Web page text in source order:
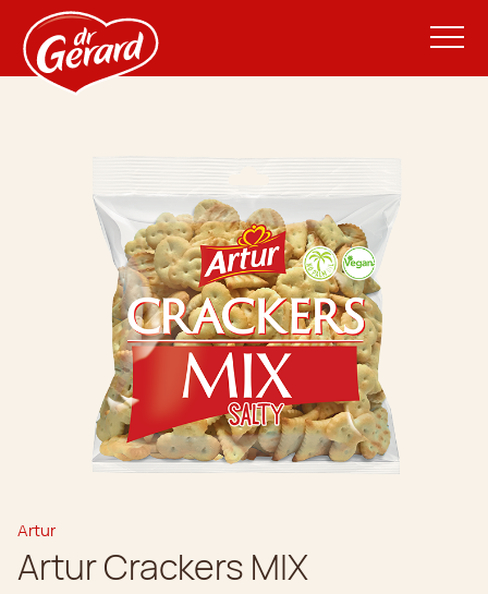
Artur
Artur Crackers MIX